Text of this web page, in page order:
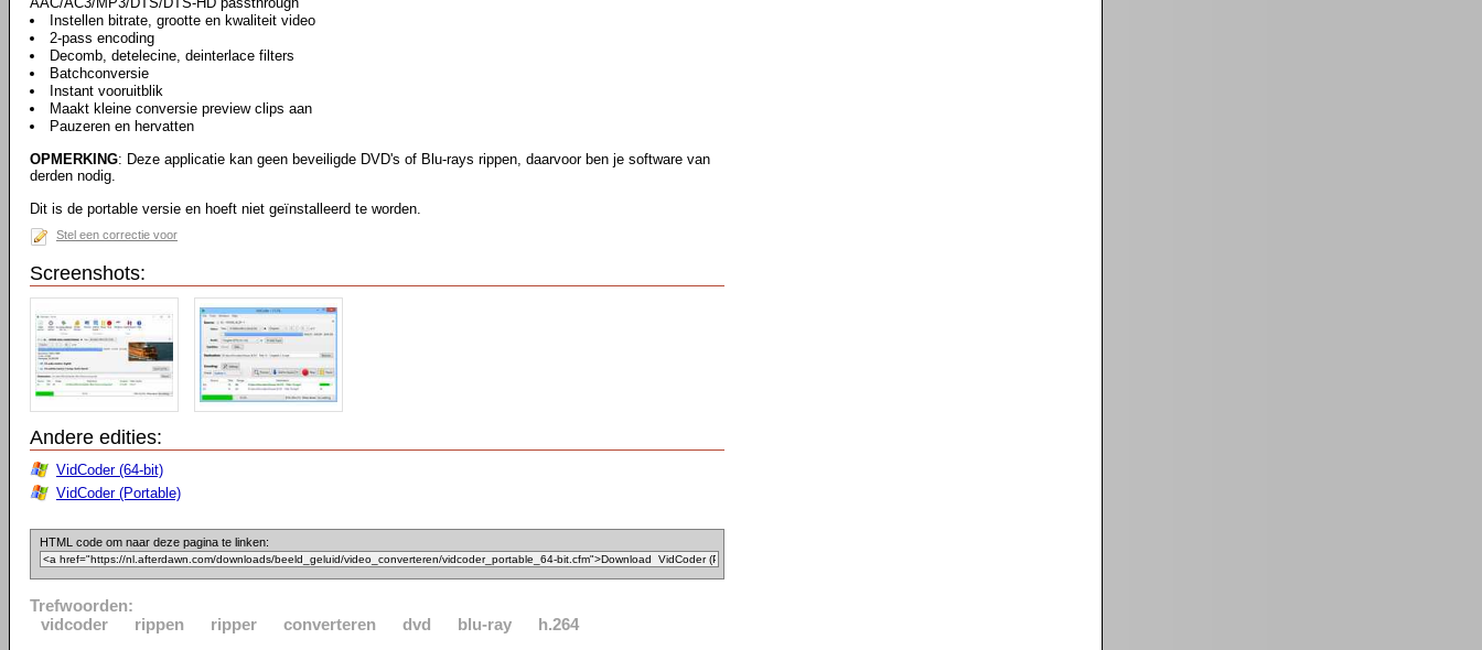
Instellen bitrate, grootte en kwaliteit video
2-pass encoding
Decomb, detelecine, deinterlace filters
Batchconversie
Instant vooruitblik
Maakt kleine conversie preview clips aan
Pauzeren en hervatten
OPMERKING: Deze applicatie kan geen beveiligde DVD's of Blu-rays rippen, daarvoor ben je software van
derden nodig.
Dit is de portable versie en hoeft niet geïnstalleerd te worden.
Stel een correctie voor
Screenshots:
Andere edities:
VidCoder (64-bit)
VidCoder (Portable)
HTML code om naar deze pagina te linken:
Trefwoorden:
vidcoder
rippen ripper converteren dvd blu-ray h.264